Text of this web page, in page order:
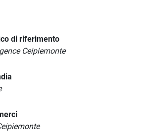
di riferimento
Ceipiemonte